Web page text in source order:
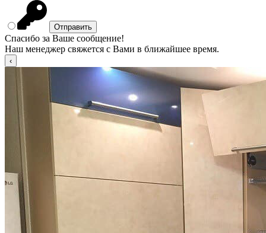
Спасибо за Ваше сообщение!
Наш менеджер свяжется с Вами в ближайшее время.